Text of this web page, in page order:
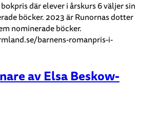
där elever i årskurs 6 väljer sin
böcker. 2023 är Runornas dotter
nominerade böcker.
barnens-romanpris-i-
av Elsa Beskow-